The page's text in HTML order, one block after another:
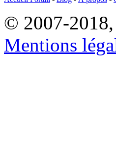
© 2007-2018,
Mentions